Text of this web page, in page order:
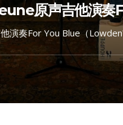
原声吉他演奏
演奏For You Blue（